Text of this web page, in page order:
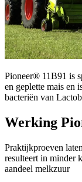
Pioneer® 11B91 is
en geplette mais en
bacteriën van
Werking
Praktijkproeven
resulteert in minder
aandeel melkzuur